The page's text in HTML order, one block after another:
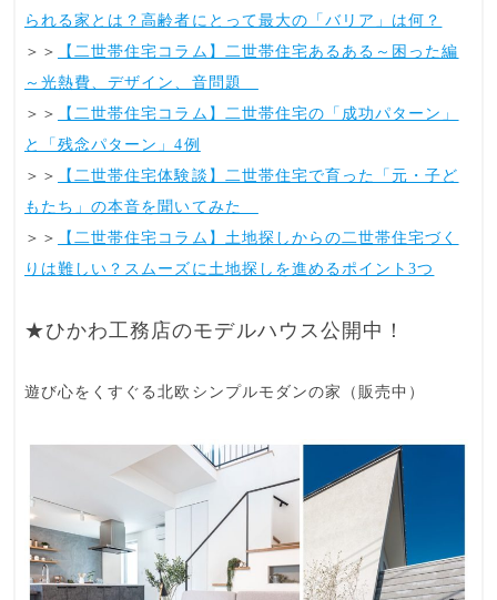
られる家とは？高齢者にとって最大の「バリア」は何？
＞＞
【二世帯住宅コラム】二世帯住宅あるある～困った編
～光熱費、デザイン、音問題
＞＞
【二世帯住宅コラム】二世帯住宅の「成功パターン」
と「残念パターン」4例
＞＞
【二世帯住宅体験談】二世帯住宅で育った「元・子ど
もたち」の本音を聞いてみた
＞＞
【二世帯住宅コラム】土地探しからの二世帯住宅づく
りは難しい？スムーズに土地探しを進めるポイント3つ
★ひかわ工務店のモデルハウス公開中！
遊び心をくすぐる北欧シンプルモダンの家（販売中）